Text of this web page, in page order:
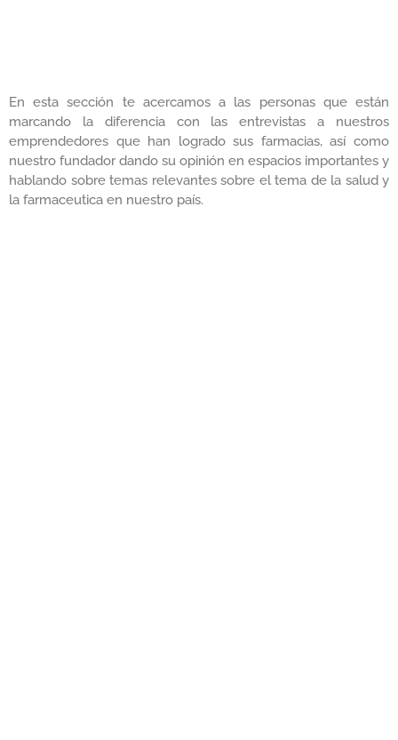
En esta sección te acercamos a las personas que están
marcando la diferencia con las entrevistas a nuestros
emprendedores que han logrado sus farmacias, así como
nuestro fundador dando su opinión en espacios importantes y
hablando sobre temas relevantes sobre el tema de la salud y
la farmaceutica en nuestro país.